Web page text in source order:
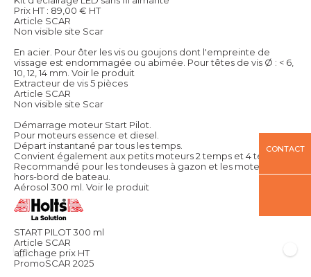
Prix HT : 89,00 € HT
Article SCAR
Non visible site Scar
En acier. Pour ôter les vis ou goujons dont l'empreinte de
vissage est endommagée ou abimée. Pour têtes de vis Ø : < 6,
10, 12, 14 mm. Voir le produit
Extracteur de vis 5 pièces
Article SCAR
Non visible site Scar
Démarrage moteur Start Pilot.
Pour moteurs essence et diesel.
Départ instantané par tous les temps.
Convient également aux petits moteurs 2 temps et 4 temps.
Recommandé pour les tondeuses à gazon et les moteurs
hors-bord de bateau.
Aérosol 300 ml. Voir le produit
START PILOT 300 ml
Article SCAR
affichage prix HT
PromoSCAR 2025
CONTACT